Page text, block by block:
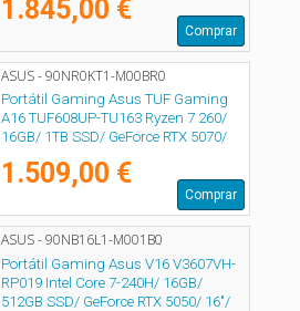
1.845,00 €
Comprar
ASUS - 90NR0KT1-M00BR0
Portátil Gaming Asus TUF Gaming
A16 TUF608UP-TU163 Ryzen 7 260/
16GB/ 1TB SSD/ GeForce RTX 5070/
1.509,00 €
Comprar
ASUS - 90NB16L1-M001B0
Portátil Gaming Asus V16 V3607VH-
RP019 Intel Core 7-240H/ 16GB/
512GB SSD/ GeForce RTX 5050/ 16"/